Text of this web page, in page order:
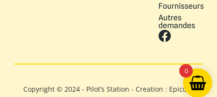
Fournisseurs
Autres
demandes
Copyright © 2024 - Pilot’s Station - Creation : Epicure
0